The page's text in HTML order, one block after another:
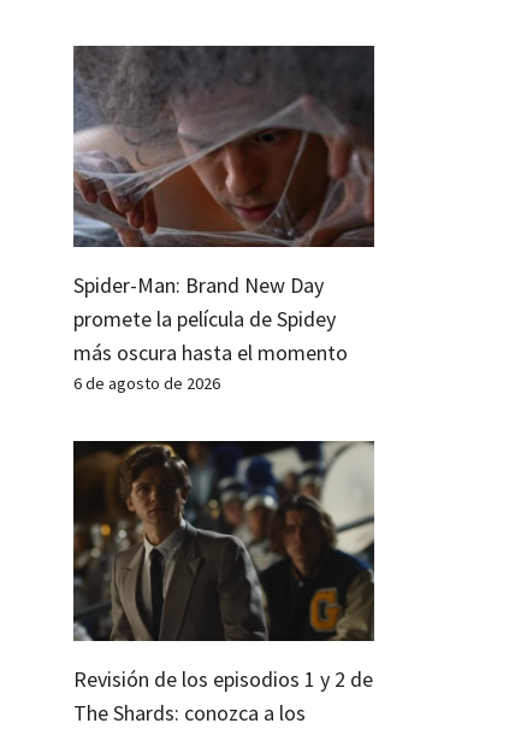
Spider-Man: Brand New Day
promete la película de Spidey
más oscura hasta el momento
6 de agosto de 2026
Revisión de los episodios 1 y 2 de
The Shards: conozca a los